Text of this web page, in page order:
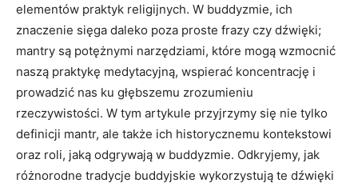
elementów praktyk religijnych. ⁢W buddyzmie, ich
znaczenie sięga daleko poza proste frazy czy dźwięki;
mantry są potężnymi narzędziami, które mogą wzmocnić
naszą praktykę medytacyjną,⁣ wspierać koncentrację i
prowadzić nas ku głębszemu zrozumieniu
rzeczywistości. W tym artykule przyjrzymy się nie tylko
definicji mantr, ale ⁢także ich historycznemu kontekstowi⁤
oraz‌ roli, ⁢jaką odgrywają​ w buddyzmie. Odkryjemy, jak
⁢różnorodne tradycje buddyjskie wykorzystują te⁤ dźwięki